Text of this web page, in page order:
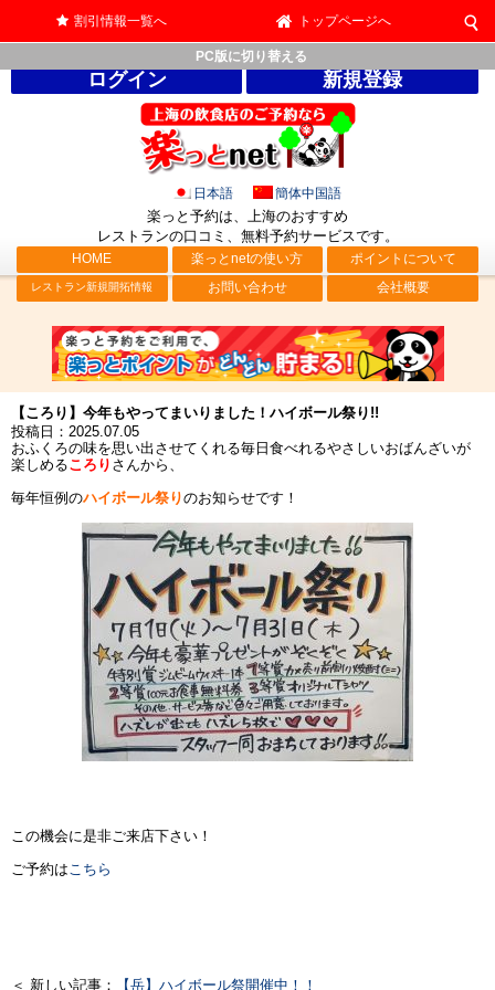
割引情報一覧へ トップページへ
PC版に切り替える
ログイン 新規登録
日本語 簡体中国語
楽っと予約は、上海のおすすめ
レストランの口コミ、無料予約サービスです。
HOME 楽っとnetの使い方 ポイントについて
レストラン新規開拓情報 お問い合わせ 会社概要
【ころり】今年もやってまいりました！ハイボール祭り!!
投稿日：2025.07.05
おふくろの味を思い出させてくれる毎日食べれるやさしいおばんざいが
楽しめるころり さんから、
毎年恒例のハイボール祭りのお知らせです！
この機会に是非ご来店下さい！
ご予約はこちら
＜ 新しい記事： 【岳】ハイボール祭開催中！！